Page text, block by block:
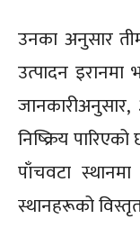
उनका अनुसार
उत्पादन
निष्क्रिय
पाँचवटा
स्थानहरूको